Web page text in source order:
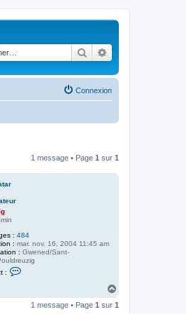
Rechercher
Connexion
1 message • Page 1 sur 1
: 484
: mar. nov. 16, 2004 11:45 am
: Gwened/Sant-
:
u
1 message • Page 1 sur 1